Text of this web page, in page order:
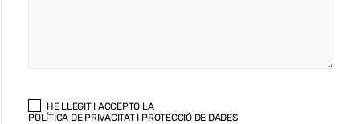
HE LLEGIT I ACCEPTO LA
POLÍTICA DE PRIVACITAT I PROTECCIÓ DE DADES